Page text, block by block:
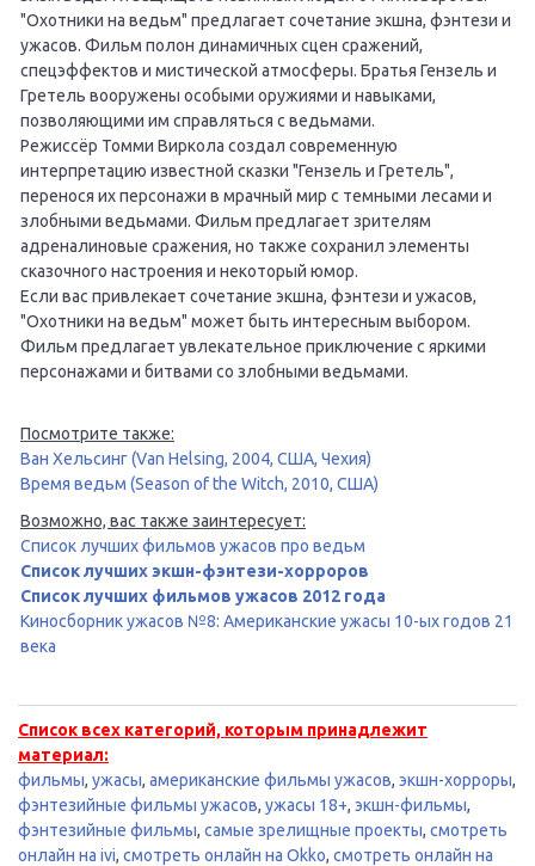
"Охотники на ведьм" предлагает сочетание экшна, фэнтези и
ужасов. Фильм полон динамичных сцен сражений,
спецэффектов и мистической атмосферы. Братья Гензель и
Гретель вооружены особыми оружиями и навыками,
позволяющими им справляться с ведьмами.
Режиссёр Томми Виркола создал современную
интерпретацию известной сказки "Гензель и Гретель",
перенося их персонажи в мрачный мир с темными лесами и
злобными ведьмами. Фильм предлагает зрителям
адреналиновые сражения, но также сохранил элементы
сказочного настроения и некоторый юмор.
Если вас привлекает сочетание экшна, фэнтези и ужасов,
"Охотники на ведьм" может быть интересным выбором.
Фильм предлагает увлекательное приключение с яркими
персонажами и битвами со злобными ведьмами.
Посмотрите также:
Ван Хельсинг (Van Helsing, 2004, США, Чехия)
Время ведьм (Season of the Witch, 2010, США)
Возможно, вас также заинтересует:
Список лучших фильмов ужасов про ведьм
Список лучших экшн-фэнтези-хорроров
Список лучших фильмов ужасов 2012 года
Киносборник ужасов №8: Американские ужасы 10-ых годов 21
века
Список всех категорий, которым принадлежит
материал:
фильмы, ужасы, американские фильмы ужасов, экшн-хорроры,
фэнтезийные фильмы ужасов, ужасы 18+, экшн-фильмы,
фэнтезийные фильмы, самые зрелищные проекты, смотреть
онлайн на ivi, смотреть онлайн на Okko, смотреть онлайн на